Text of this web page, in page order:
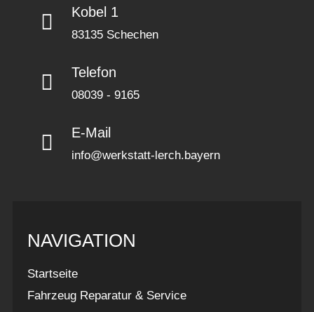
Kobel 1
83135 Schechen
Telefon
08039 - 9165
E-Mail
info@werkstatt-lerch.bayern
NAVIGATION
Startseite
Fahrzeug Reparatur & Service